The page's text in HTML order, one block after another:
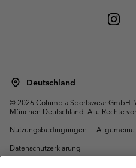
Deutschland
©2026 Columbia Sportswear GmbH.
München Deutschland. Alle Rechte
Nutzungsbedingungen
Allgemeine
Datenschutzerklärung